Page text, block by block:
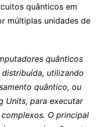
quânticos em
múltiplas unidades de
quânticos
utilizando
quântico, ou
Units, para executar
O principal